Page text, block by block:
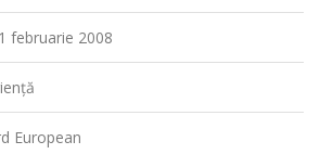
februarie 2008
European